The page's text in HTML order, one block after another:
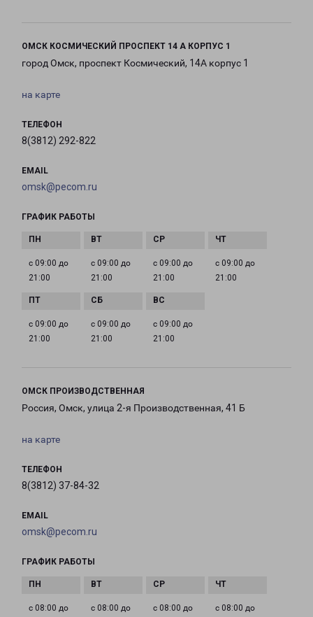
ОМСК КОСМИЧЕСКИЙ ПРОСПЕКТ 14 А КОРПУС 1
город Омск, проспект Космический, 14А корпус 1
на карте
ТЕЛЕФОН
8(3812) 292-822
EMAIL
omsk@pecom.ru
ГРАФИК РАБОТЫ
с 09:00 до
21:00
с 09:00 до
21:00
с 09:00 до
21:00
с 09:00 до
21:00
с 09:00 до
21:00
с 09:00 до
21:00
с 09:00 до
21:00
ОМСК ПРОИЗВОДСТВЕННАЯ
Россия, Омск, улица 2-я Производственная, 41 Б
на карте
ТЕЛЕФОН
8(3812) 37-84-32
EMAIL
omsk@pecom.ru
ГРАФИК РАБОТЫ
с 08:00 до
с 08:00 до
с 08:00 до
с 08:00 до